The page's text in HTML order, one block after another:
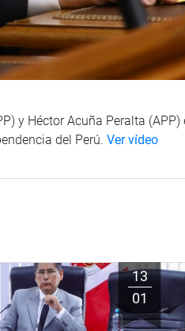
y Héctor Acuña Peralta
del Perú. Ver vídeo
13
01